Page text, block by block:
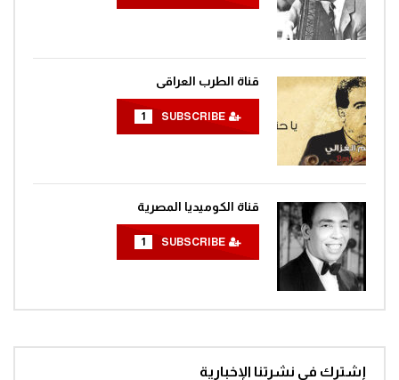
قناة الطرب العراقى
1
قناة الكوميديا المصرية
1
إشترك في نشرتنا الإخبارية